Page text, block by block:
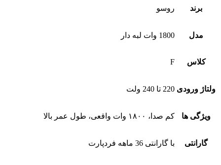
برند روسو
مدل 1800 وات لبه دار
کلاس F
ولتاژ ورودی 220 تا 240 ولت
ویژگی ها کم صدا، ۱۸۰۰ وات واقعی، طول عمر بالا
گارانتی با گارانتی 36 ماهه فردپارت